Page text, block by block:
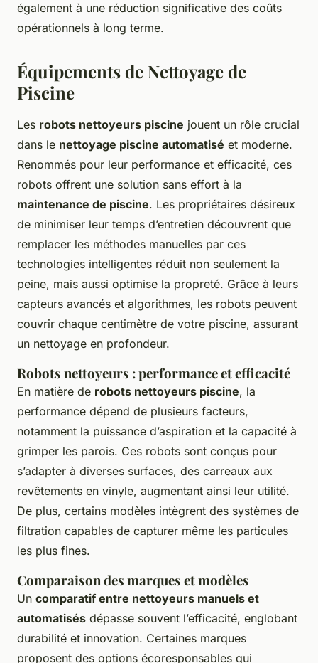
également à une réduction significative des coûts
opérationnels à long terme.
Équipements de Nettoyage de
Piscine
Les robots nettoyeurs piscine jouent un rôle crucial
dans le nettoyage piscine automatisé et moderne.
Renommés pour leur performance et efficacité, ces
robots offrent une solution sans effort à la
maintenance de piscine. Les propriétaires désireux
de minimiser leur temps d’entretien découvrent que
remplacer les méthodes manuelles par ces
technologies intelligentes réduit non seulement la
peine, mais aussi optimise la propreté. Grâce à leurs
capteurs avancés et algorithmes, les robots peuvent
couvrir chaque centimètre de votre piscine, assurant
un nettoyage en profondeur.
Robots nettoyeurs : performance et efficacité
En matière de robots nettoyeurs piscine, la
performance dépend de plusieurs facteurs,
notamment la puissance d’aspiration et la capacité à
grimper les parois. Ces robots sont conçus pour
s’adapter à diverses surfaces, des carreaux aux
revêtements en vinyle, augmentant ainsi leur utilité.
De plus, certains modèles intègrent des systèmes de
filtration capables de capturer même les particules
les plus fines.
Comparaison des marques et modèles
Un comparatif entre nettoyeurs manuels et
automatisés dépasse souvent l’efficacité, englobant
durabilité et innovation. Certaines marques
proposent des options écoresponsables qui